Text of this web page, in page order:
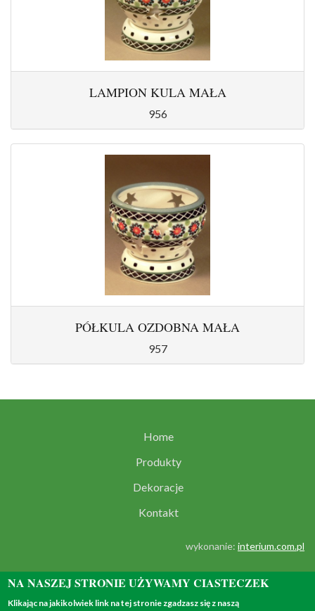
LAMPION KULA MAŁA
956
PÓŁKULA OZDOBNA MAŁA
957
Home
Produkty
Dekoracje
Kontakt
wykonanie: interium.com.pl
NA NASZEJ STRONIE UŻYWAMY CIASTECZEK
Klikając na jakikolwiek link na tej stronie zgadzasz się z naszą